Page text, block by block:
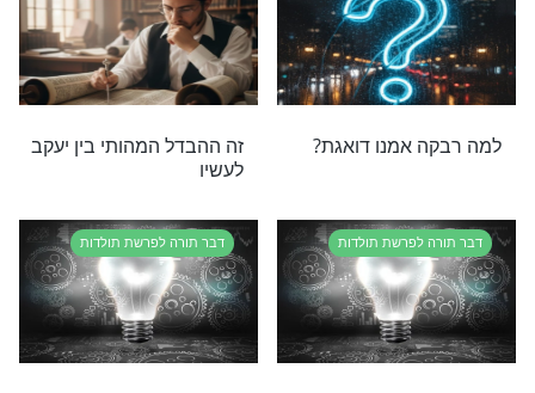
תולדות
גזירת השיעבוד על עם ישראל? התשובה תרגש
הרב אלימלך בידרמן